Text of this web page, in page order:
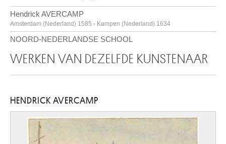
Hendrick AVERCAMP
Amsterdam (Nederland) 1585 - Kampen (Nederland) 1634
NOORD-NEDERLANDSE SCHOOL
WERKEN VAN DEZELFDE KUNSTENAAR
HENDRICK AVERCAMP